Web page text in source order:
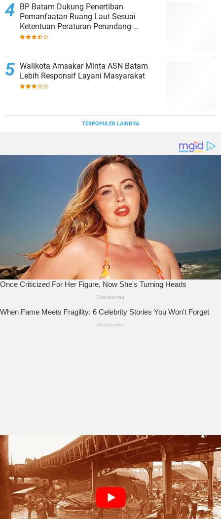
BP Batam Dukung Penertiban
Pemanfaatan Ruang Laut Sesuai
Ketentuan Peraturan Perundang-
undangan
Walikota Amsakar Minta ASN Batam
Lebih Responsif Layani Masyarakat
TERPOPULER LAINNYA